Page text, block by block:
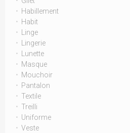
Habillement
Habit
Linge
Lingerie
Lunette
Masque
Mouchoir
Pantalon
Textile
Treilli
Uniforme
Veste